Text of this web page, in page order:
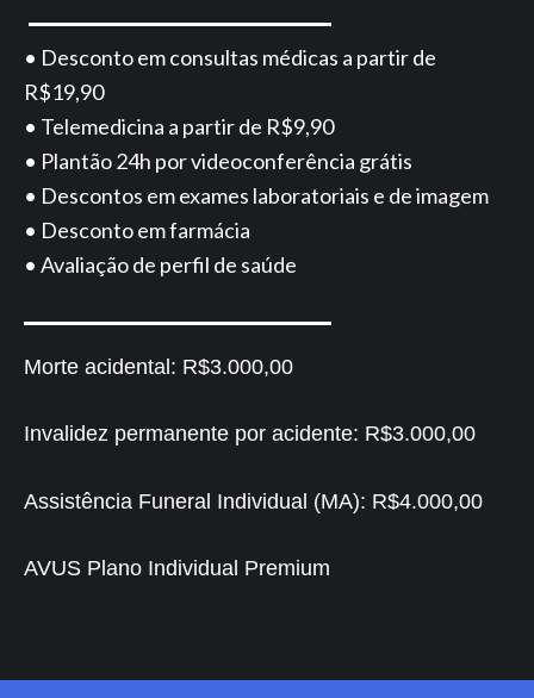
• Desconto em consultas médicas a partir de
R$19,90
• Telemedicina a partir de R$9,90
• Plantão 24h por videoconferência grátis
• Descontos em exames laboratoriais e de imagem
• Desconto em farmácia
• Avaliação de perfil de saúde
Morte acidental: R$3.000,00
Invalidez permanente por acidente: R$3.000,00
Assistência Funeral Individual (MA): R$4.000,00
AVUS Plano Individual Premium